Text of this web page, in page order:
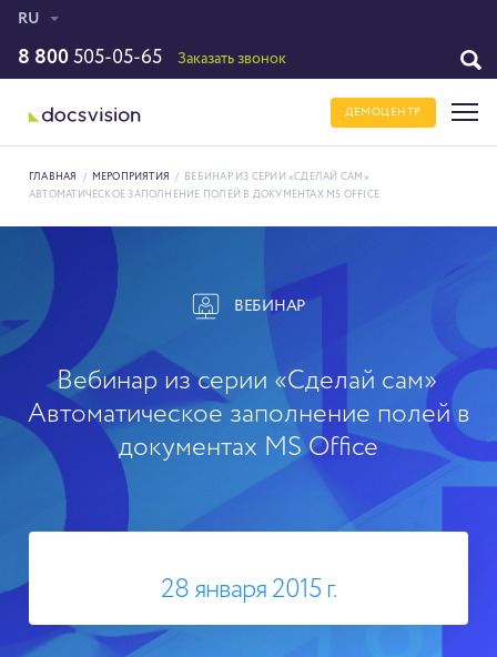
RU
8 800 505-05-65 Заказать звонок
ДЕМОЦЕНТР
ГЛАВНАЯ / МЕРОПРИЯТИЯ /
ВЕБИНАР ИЗ СЕРИИ «СДЕЛАЙ САМ»
АВТОМАТИЧЕСКОЕ ЗАПОЛНЕНИЕ ПОЛЕЙ В ДОКУМЕНТАХ MS OFFICE
ВЕБИНАР
Вебинар из серии «Сделай сам»
Автоматическое заполнение полей в
документах MS Office
28 января 2015 г.